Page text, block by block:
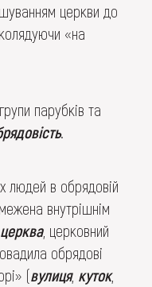
церкви до
«на
парубків та
.
людей в обрядовій
внутрішнім
церква, церковний
обрядові
(вулиця, куток,